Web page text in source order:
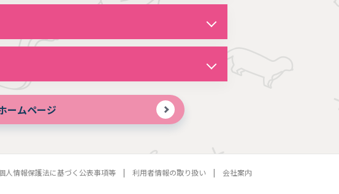
ームページ
人情報保護法に基づく公表事項等 利用者情報の取り扱い 会社案内